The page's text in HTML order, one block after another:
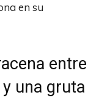
en su
entre
una gruta